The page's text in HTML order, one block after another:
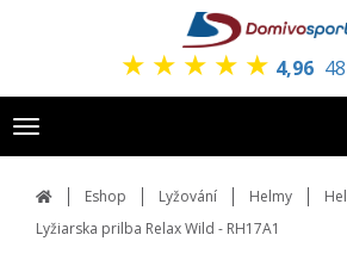
★ ★ ★ ★ ★ 4,96
Toggle
navigation
Eshop Lyžování Helmy
Lyžiarska prilba Relax Wild - RH17A1